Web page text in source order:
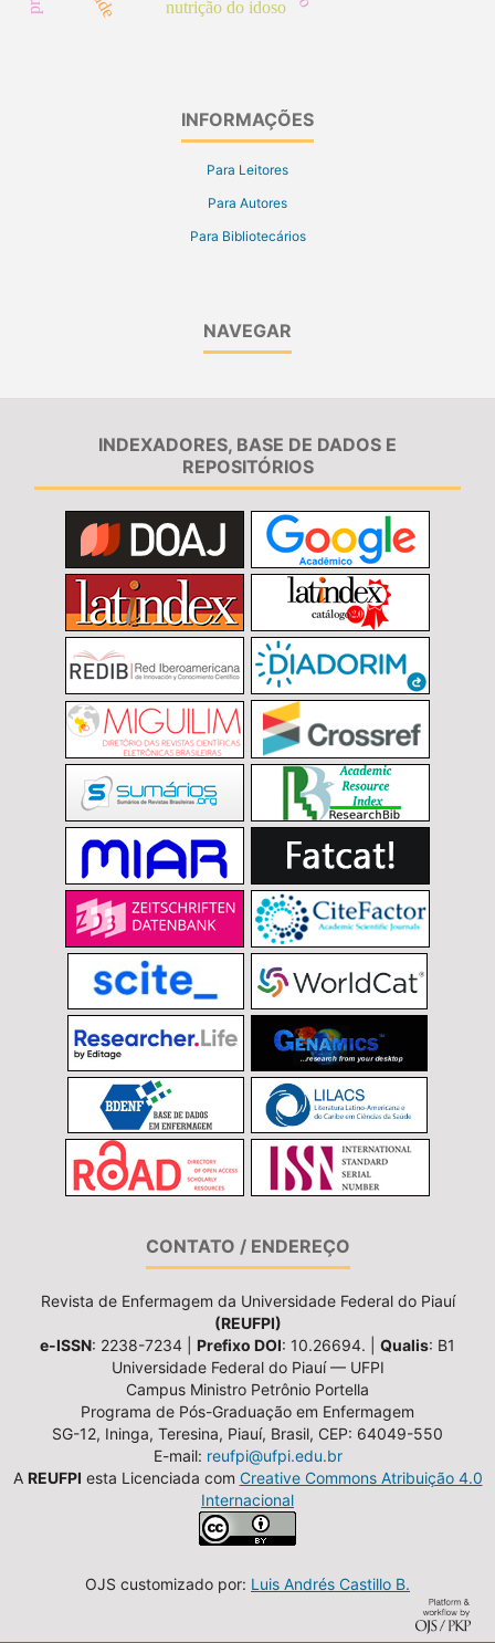
nutrição do idoso
INFORMAÇÕES
Para Leitores
Para Autores
Para Bibliotecários
NAVEGAR
INDEXADORES, BASE DE DADOS E
REPOSITÓRIOS
CONTATO / ENDEREÇO
Revista de Enfermagem da Universidade Federal do Piauí
(REUFPI)
e-ISSN: 2238-7234 | Prefixo DOI: 10.26694. | Qualis: B1
Universidade Federal do Piauí — UFPI
Campus Ministro Petrônio Portella
Programa de Pós-Graduação em Enfermagem
SG-12, Ininga, Teresina, Piauí, Brasil, CEP: 64049-550
E-mail: reufpi@ufpi.edu.br
A REUFPI esta Licenciada com Creative Commons Atribuição 4.0
Internacional
OJS customizado por: Luis Andrés Castillo B.